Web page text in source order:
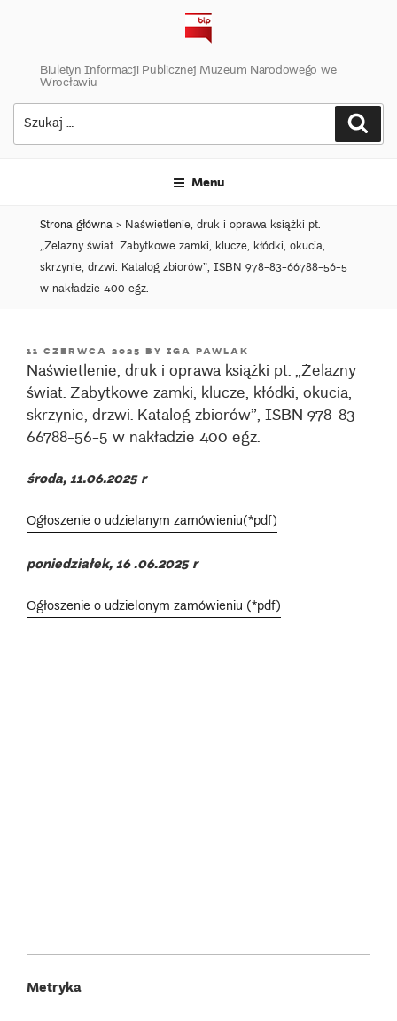
Biuletyn Informacji Publicznej Muzeum Narodowego we
Wrocławiu
Szukaj:
Menu
Strona główna> Naświetlenie, druk i oprawa książki pt.
„Żelazny świat. Zabytkowe zamki, klucze, kłódki, okucia,
skrzynie, drzwi. Katalog zbiorów”, ISBN 978-83-66788-56-5
w nakładzie 400 egz.
POSTED
ON
11 CZERWCA 2025 BY IGA PAWLAK
Naświetlenie, druk i oprawa książki pt. „Żelazny
świat. Zabytkowe zamki, klucze, kłódki, okucia,
skrzynie, drzwi. Katalog zbiorów”, ISBN 978-83-
66788-56-5 w nakładzie 400 egz.
środa, 11.06.2025 r
Ogłoszenie o udzielanym zamówieniu(*pdf)
poniedziałek, 16 .06.2025 r
Ogłoszenie o udzielonym zamówieniu (*pdf)
Metryka